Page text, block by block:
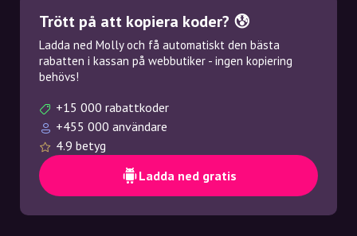
Trött på att kopiera koder? 😰
Ladda ned Molly och få automatiskt den bästa
rabatten i kassan på webbutiker - ingen kopiering
behövs!
+15 000 rabattkoder
+455 000 användare
4.9 betyg
Ladda ned gratis